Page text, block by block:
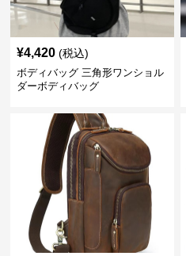
¥4,420 (税込)
ボディバッグ 三角形ワンショル
ダーボディバッグ